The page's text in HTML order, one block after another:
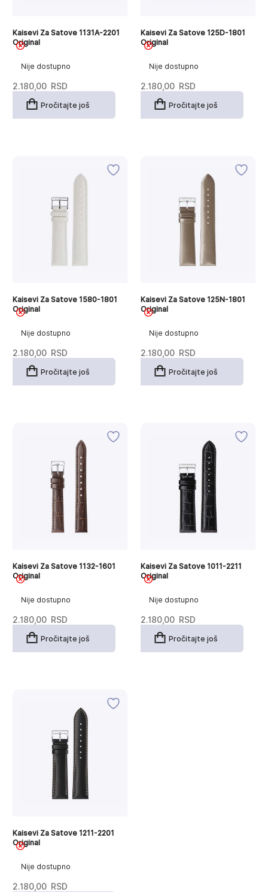
Nije dostupno
Kaisevi Za Satove 1131A-2201
Original
2.180,00 RSD
Pročitajte još
Nije dostupno
Kaisevi Za Satove 125D-1801
Original
2.180,00 RSD
Pročitajte još
Nije dostupno
Kaisevi Za Satove 1580-1801
Original
2.180,00 RSD
Pročitajte još
Nije dostupno
Kaisevi Za Satove 125N-1801
Original
2.180,00 RSD
Pročitajte još
Nije dostupno
Kaisevi Za Satove 1132-1601
Original
2.180,00 RSD
Pročitajte još
Nije dostupno
Kaisevi Za Satove 1011-2211
Original
2.180,00 RSD
Pročitajte još
Nije dostupno
Kaisevi Za Satove 1211-2201
Original
2.180,00 RSD